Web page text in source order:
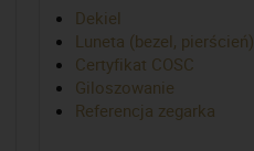
Dekiel
Luneta (bezel, pierścień)
Certyfikat COSC
Giloszowanie
Referencja zegarka